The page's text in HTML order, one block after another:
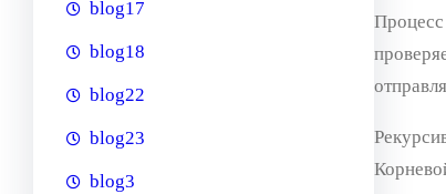
blog17
blog18
blog22
blog23
blog3
Процесс